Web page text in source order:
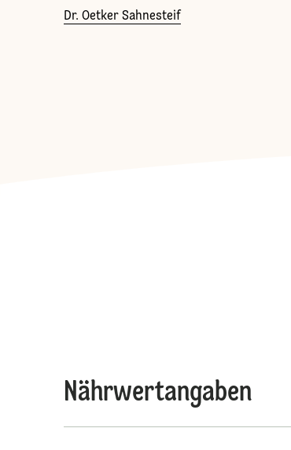
Dr. Oetker Sahnesteif
Nährwertangaben